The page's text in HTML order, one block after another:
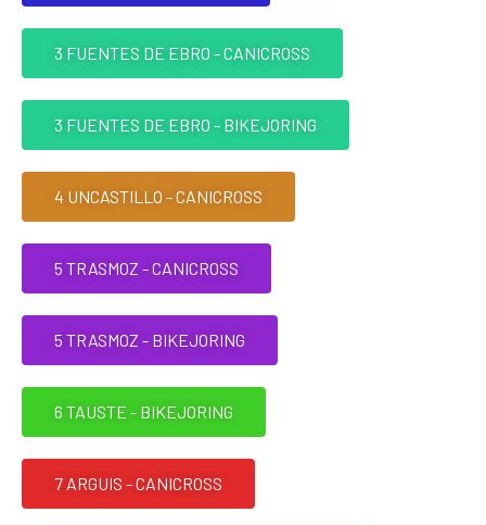
3 FUENTES DE EBRO - CANICROSS
3 FUENTES DE EBRO - BIKEJORING
4 UNCASTILLO - CANICROSS
5 TRASMOZ - CANICROSS
5 TRASMOZ - BIKEJORING
6 TAUSTE - BIKEJORING
7 ARGUIS - CANICROSS